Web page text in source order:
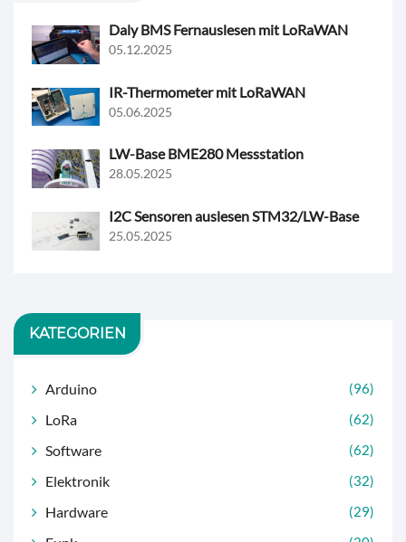
Daly BMS Fernauslesen mit LoRaWAN
05.12.2025
IR-Thermometer mit LoRaWAN
05.06.2025
LW-Base BME280 Messstation
28.05.2025
I2C Sensoren auslesen STM32/LW-Base
25.05.2025
KATEGORIEN
Arduino (96)
LoRa (62)
Software (62)
Elektronik (32)
Hardware (29)